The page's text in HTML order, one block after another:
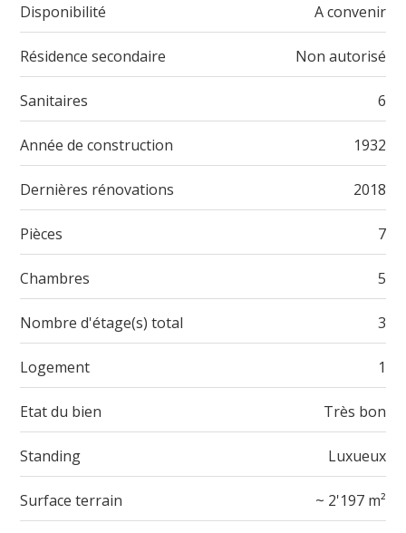
Disponibilité A convenir
Résidence secondaire Non autorisé
Sanitaires 6
Année de construction 1932
Dernières rénovations 2018
Pièces 7
Chambres 5
Nombre d'étage(s) total 3
Logement 1
Etat du bien Très bon
Standing Luxueux
Surface terrain ~ 2'197 m²